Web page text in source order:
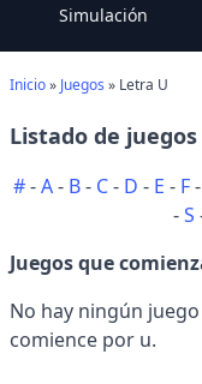
Simulación
Inicio» Juegos » Letra U
Listado de juegos
#-A- B- C- D - E - F-
-S
Juegos que
No hay ningún
comience por u.